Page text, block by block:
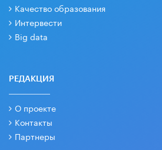
Качество образования
Интервести
Big data
РЕДАКЦИЯ
О проекте
Контакты
Партнеры